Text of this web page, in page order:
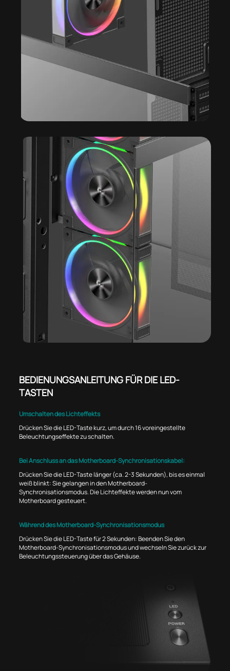
BEDIENUNGSANLEITUNG FÜR DIE LED-
TASTEN
Umschalten des Lichteffekts
Drücken Sie die LED-Taste kurz, um durch 16 voreingestellte
Beleuchtungseffekte zu schalten.
Bei Anschluss an das Motherboard-Synchronisationskabel:
Drücken Sie die LED-Taste länger (ca. 2-3 Sekunden), bis es einmal
weiß blinkt: Sie gelangen in den Motherboard-
Synchronisationsmodus. Die Lichteffekte werden nun vom
Motherboard gesteuert.
Während des Motherboard-Synchronisationsmodus
Drücken Sie die LED-Taste für 2 Sekunden: Beenden Sie den
Motherboard-Synchronisationsmodus und wechseln Sie zurück zur
Beleuchtungssteuerung über das Gehäuse.